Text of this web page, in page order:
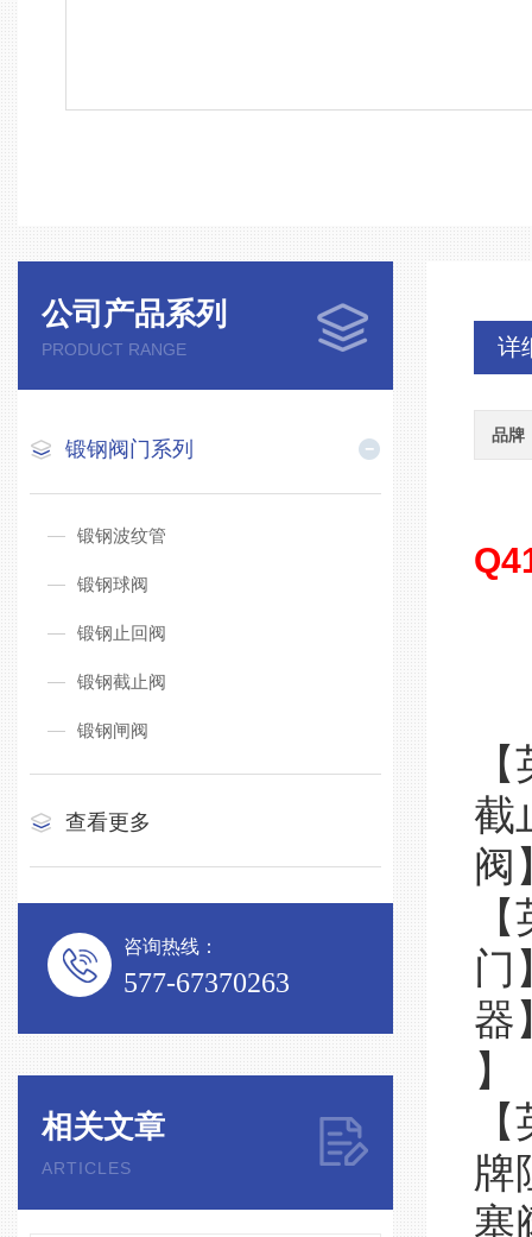
公司产品系列
PRODUCT RANGE
锻钢阀门系列
锻钢波纹管
锻钢球阀
锻钢止回阀
锻钢截止阀
锻钢闸阀
查看更多
咨询热线：
577-67370263
相关文章
ARTICLES
详
品牌
截
阀
门
器
】
牌
塞